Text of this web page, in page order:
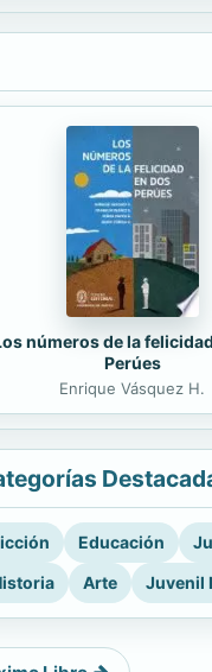
números de la
Perúes
Enrique Vásquez H.
Educación
Arte Juvenil